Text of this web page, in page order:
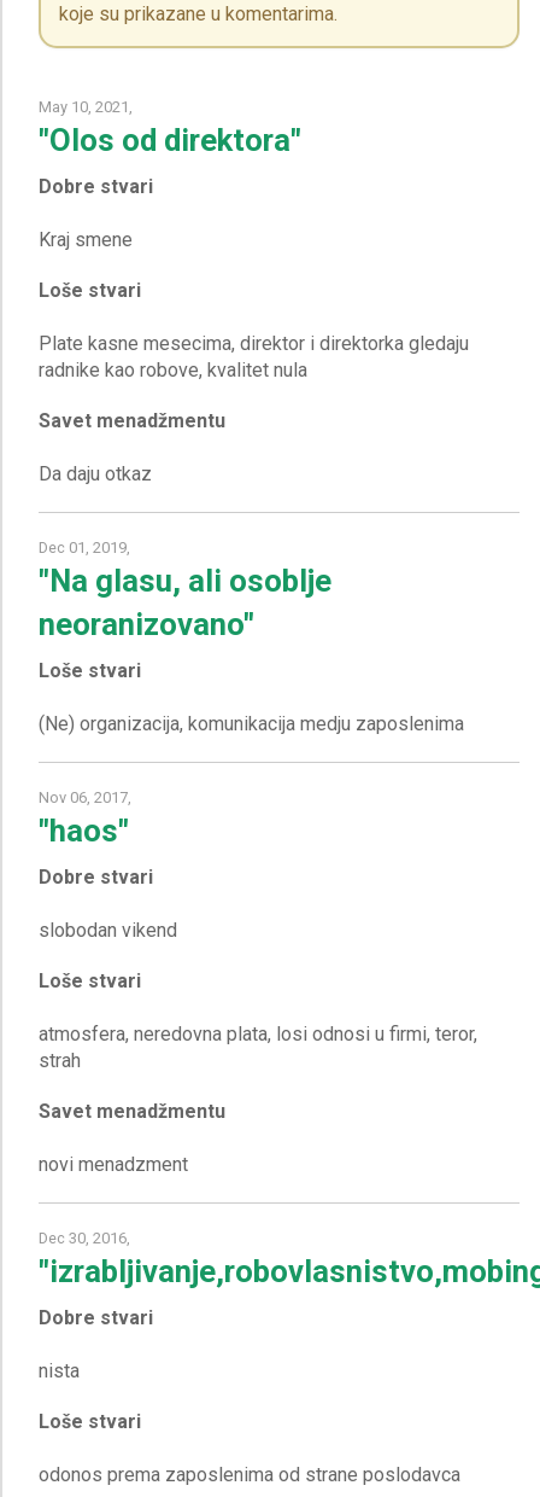
koje su prikazane u komentarima.
May 10, 2021,
"Olos od direktora"
Dobre stvari
Loše stvari
Plate kasne mesecima, direktor i direktorka gledaju
Savet menadžmentu
Dec 01, 2019,
"Na glasu, ali osoblje
neoranizovano"
Loše stvari
Nov 06, 2017,
"haos"
Dobre stvari
Loše stvari
atmosfera, neredovna plata, losi odnosi u firmi, teror,
Savet menadžmentu
Dec 30, 2016,
Dobre stvari
Loše stvari